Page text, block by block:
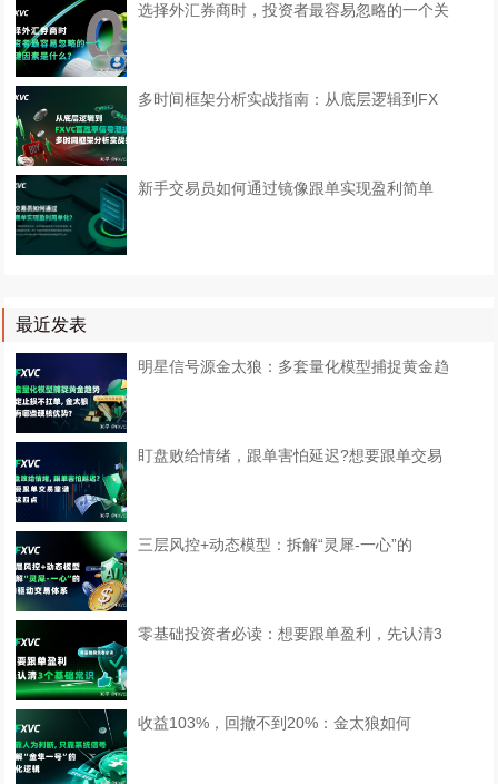
选择外汇券商时，投资者最容易忽略的一个关
多时间框架分析实战指南：从底层逻辑到FX
​新手交易员如何通过镜像跟单实现盈利简单
最近发表
明星信号源金太狼：多套量化模型捕捉黄金趋
盯盘败给情绪，跟单害怕延迟?想要跟单交易
三层风控+动态模型：拆解“灵犀-一心”的
零基础投资者必读：想要跟单盈利，先认清3
收益103%，回撤不到20%：金太狼如何